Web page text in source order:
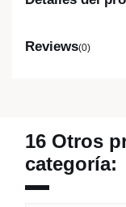
Reviews(0)
16 Otros
categoría: